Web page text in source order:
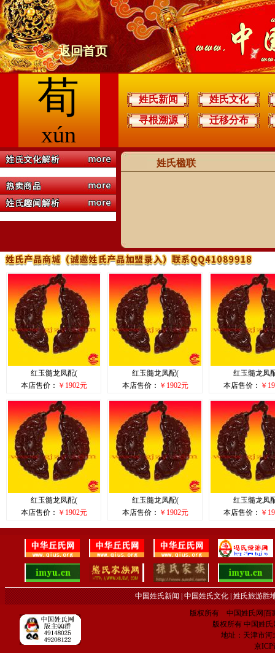
返回首页
荀
xún
姓氏新闻
姓氏文化
寻根溯源
迁移分布
姓氏楹联
红玉髓龙凤配(
本店售价： ￥1902元
红玉髓龙凤配(
本店售价： ￥1902元
红玉髓龙凤
本店售价： ￥
红玉髓龙凤配(
本店售价： ￥1902元
红玉髓龙凤配(
本店售价： ￥1902元
红玉髓龙凤
本店售价： ￥
中国姓氏新闻|中国姓氏文化|姓氏旅游胜
版权所有 中国姓氏网|百
版权所有 中国姓氏
地址：天津市河
京ICP